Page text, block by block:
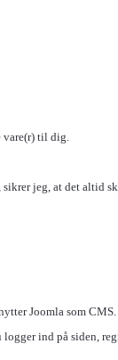
vare(r) til dig.
jeg, at det altid
Joomla som
ind på siden,